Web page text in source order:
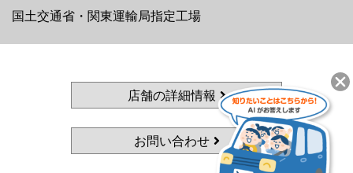
国土交通省・関東運輸局指定工場
店舗の詳細情報
お問い合わせ